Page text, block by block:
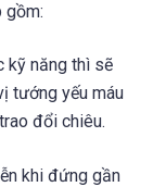
gồm:
kỹ năng thì sẽ
tướng yếu máu
đổi chiêu.
khi đứng gần